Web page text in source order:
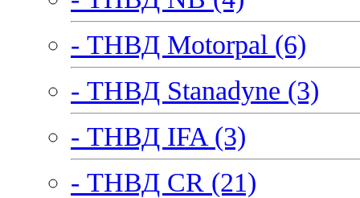
- ТНВД Motorpal (6)
- ТНВД Stanadyne (3)
- ТНВД IFA (3)
- ТНВД CR (21)